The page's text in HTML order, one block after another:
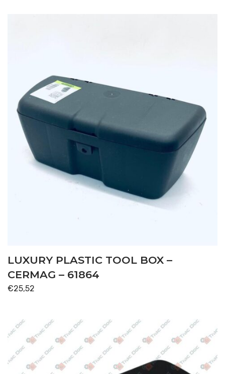
LUXURY PLASTIC TOOL BOX –
CERMAG – 61864
€25,52